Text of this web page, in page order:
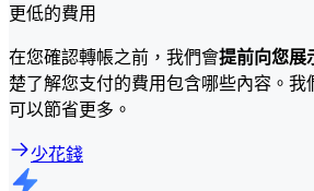
更低的費用
在您確認轉帳之前，我們會提前向您展
楚了解您支付的費用包含哪些內容。我
可以節省更多。
少花錢